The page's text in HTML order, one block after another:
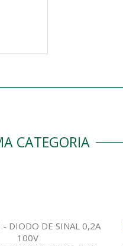
CATEGORIA